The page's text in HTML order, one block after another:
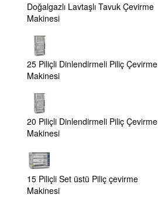
Doğalgazlı Lavtaşlı Tavuk Çevirme
Makinesi
25 Piliçli Dinlendirmeli Piliç Çevirme
Makinesi
20 Piliçli Dinlendirmeli Piliç Çevirme
Makinesi
15 Piliçli Set üstü Piliç çevirme
Makinesi